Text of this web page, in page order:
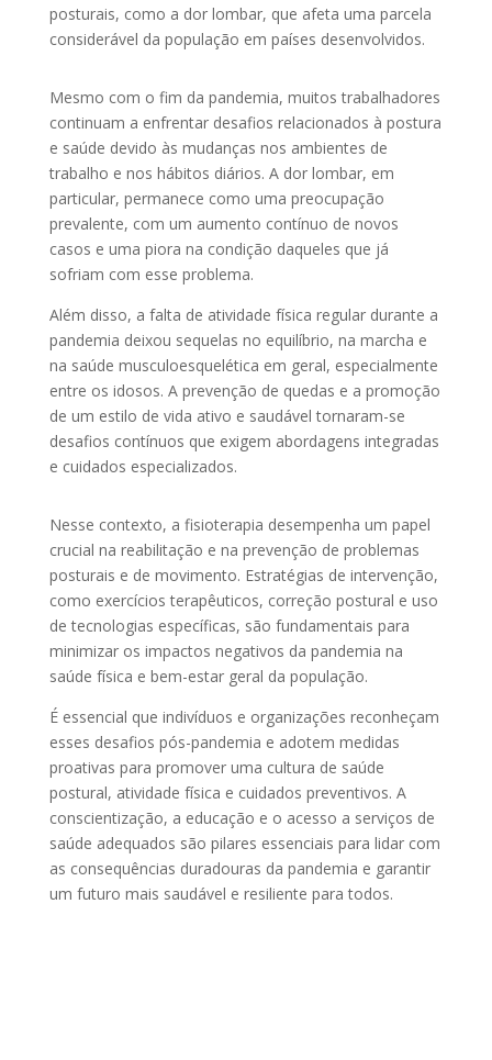
posturais, como a dor lombar, que afeta uma parcela
considerável da população em países desenvolvidos.
Mesmo com o fim da pandemia, muitos trabalhadores
continuam a enfrentar desafios relacionados à postura
e saúde devido às mudanças nos ambientes de
trabalho e nos hábitos diários. A dor lombar, em
particular, permanece como uma preocupação
prevalente, com um aumento contínuo de novos
casos e uma piora na condição daqueles que já
sofriam com esse problema.
Além disso, a falta de atividade física regular durante a
pandemia deixou sequelas no equilíbrio, na marcha e
na saúde musculoesquelética em geral, especialmente
entre os idosos. A prevenção de quedas e a promoção
de um estilo de vida ativo e saudável tornaram-se
desafios contínuos que exigem abordagens integradas
e cuidados especializados.
Nesse contexto, a fisioterapia desempenha um papel
crucial na reabilitação e na prevenção de problemas
posturais e de movimento. Estratégias de intervenção,
como exercícios terapêuticos, correção postural e uso
de tecnologias específicas, são fundamentais para
minimizar os impactos negativos da pandemia na
saúde física e bem-estar geral da população.
É essencial que indivíduos e organizações reconheçam
esses desafios pós-pandemia e adotem medidas
proativas para promover uma cultura de saúde
postural, atividade física e cuidados preventivos. A
conscientização, a educação e o acesso a serviços de
saúde adequados são pilares essenciais para lidar com
as consequências duradouras da pandemia e garantir
um futuro mais saudável e resiliente para todos.